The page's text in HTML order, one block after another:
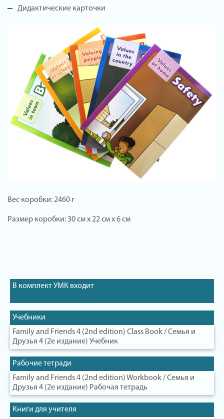
Дидактические карточки
Вес коробки: 2460 г
Размер коробки: 30 см х 22 см х 6 см
В комплект УМК входит
Учебники
Family and Friends 4 (2nd edition) Class Book / Семья и
Друзья 4 (2е издание) Учебник
Рабочие тетради
Family and Friends 4 (2nd edition) Workbook / Семья и
Друзья 4 (2е издание) Рабочая тетрадь
Книги для учителя